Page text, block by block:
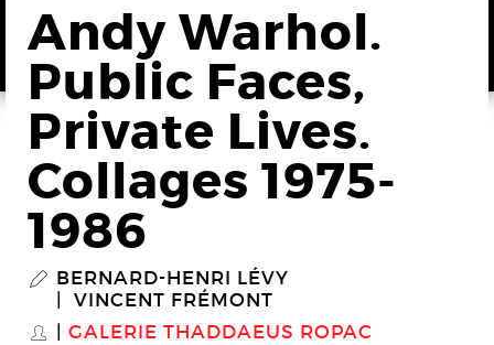
Andy Warhol.
Public Faces,
Private Lives.
Collages 1975-
1986
P BERNARD-HENRI LÉVY
VINCENT FRÉMONT
S GALERIE THADDAEUS ROPAC